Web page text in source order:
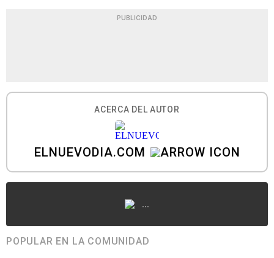
PUBLICIDAD
ACERCA DEL AUTOR
ELNUEVODIA.COM
...
POPULAR EN LA COMUNIDAD